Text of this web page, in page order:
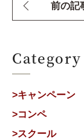
前の記
Category
>キャンペーン
>コンペ
>スクール